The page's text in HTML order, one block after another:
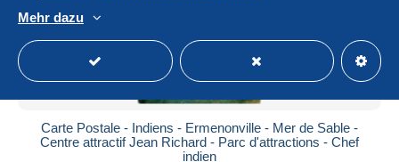
Carte Postale - Indiens - Ermenonville - Mer de Sable -
Centre attractif Jean Richard - Parc d'attractions - Chef
indien
Mehr dazu